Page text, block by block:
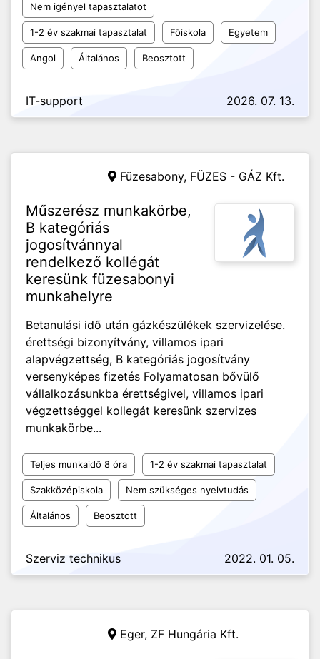
Nem igényel tapasztalatot
1-2 év szakmai tapasztalat Főiskola Egyetem
Angol Általános Beosztott
IT-support 2026. 07. 13.
Füzesabony, FÜZES - GÁZ Kft.
Műszerész munkakörbe,
B kategóriás
jogosítvánnyal
rendelkező kollégát
keresünk füzesabonyi
munkahelyre
Betanulási idő után gázkészülékek szervizelése.
érettségi bizonyítvány, villamos ipari
alapvégzettség, B kategóriás jogosítvány
versenyképes fizetés Folyamatosan bővülő
vállalkozásunkba érettségivel, villamos ipari
végzettséggel kollegát keresünk szervizes
munkakörbe...
Teljes munkaidő 8 óra 1-2 év szakmai tapasztalat
Szakközépiskola Nem szükséges nyelvtudás
Általános Beosztott
Szerviz technikus 2022. 01. 05.
Eger, ZF Hungária Kft.